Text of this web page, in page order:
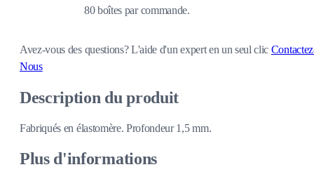
80 boîtes par commande.
Avez-vous des questions?L'aide d'un expert en un seul clic
Nous
Description du produit
Fabriqués en élastomère. Profondeur 1,5 mm.
Plus d'informations